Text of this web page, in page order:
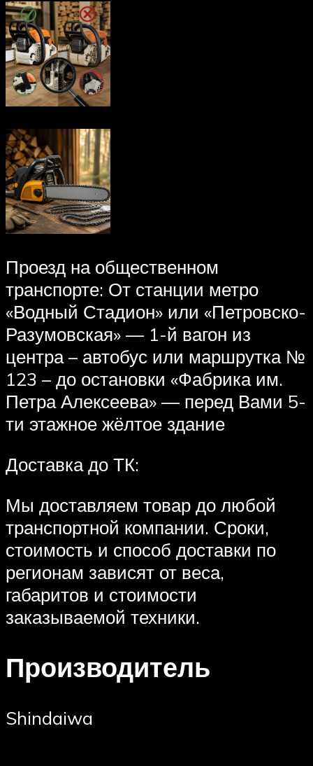
Проезд на общественном
транспорте: От станции метро
«Водный Стадион» или «Петровско-
Разумовская» — 1-й вагон из
центра – автобус или маршрутка №
123 – до остановки «Фабрика им.
Петра Алексеева» — перед Вами 5-
ти этажное жёлтое здание
Доставка до ТК:
Мы доставляем товар до любой
транспортной компании. Сроки,
стоимость и способ доставки по
регионам зависят от веса,
габаритов и стоимости
заказываемой техники.
Производитель
Shindaiwa